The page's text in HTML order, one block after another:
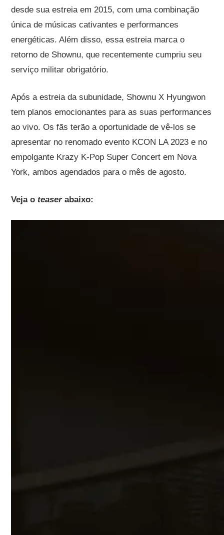
desde sua estreia em 2015, com uma combinação
única de músicas cativantes e performances
energéticas. Além disso, essa estreia marca o
retorno de Shownu, que recentemente cumpriu seu
serviço militar obrigatório.
Após a estreia da subunidade, Shownu X Hyungwon
tem planos emocionantes para as suas performances
ao vivo. Os fãs terão a oportunidade de vê-los se
apresentar no renomado evento KCON LA 2023 e no
empolgante Krazy K-Pop Super Concert em Nova
York, ambos agendados para o mês de agosto.
Veja oteaserabaixo: